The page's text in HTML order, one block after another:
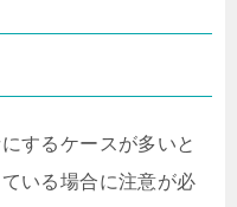
するケースが多いと
いる場合に注意が必